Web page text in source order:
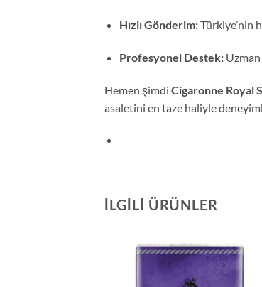
Hızlı Gönderim:Türkiye’nin
Profesyonel Destek:Uzman
Hemen şimdi Cigaronne Royal
asaletini en taze haliyle
İLGILI ÜRÜNLER